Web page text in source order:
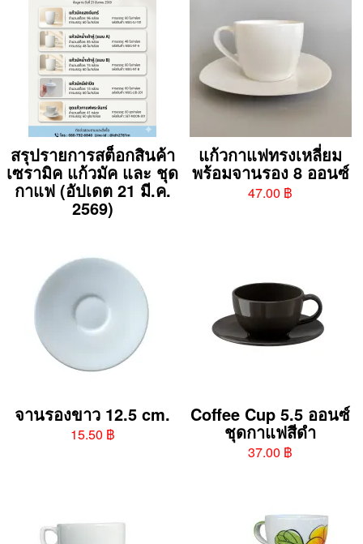
สรุปรายการสต็อกสินค้า
เซรามิค แก้วมัค และ ชุด
กาแฟ (อัปเดต 21 มี.ค.
2569)
แก้วกาแฟทรงเหลี่ยม
พร้อมจานรอง 8 ออนซ์
47.00 ฿
จานรองขาว 12.5 cm.
15.50 ฿
Coffee Cup 5.5 ออนซ์
ชุดกาแฟสีดำ
37.00 ฿